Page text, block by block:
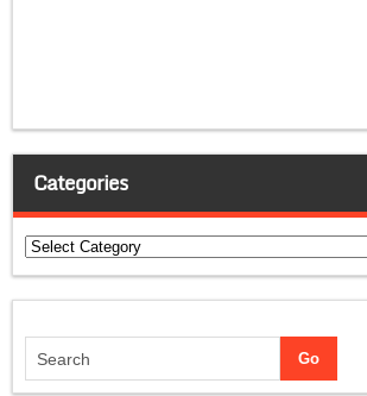
Categories
Categories